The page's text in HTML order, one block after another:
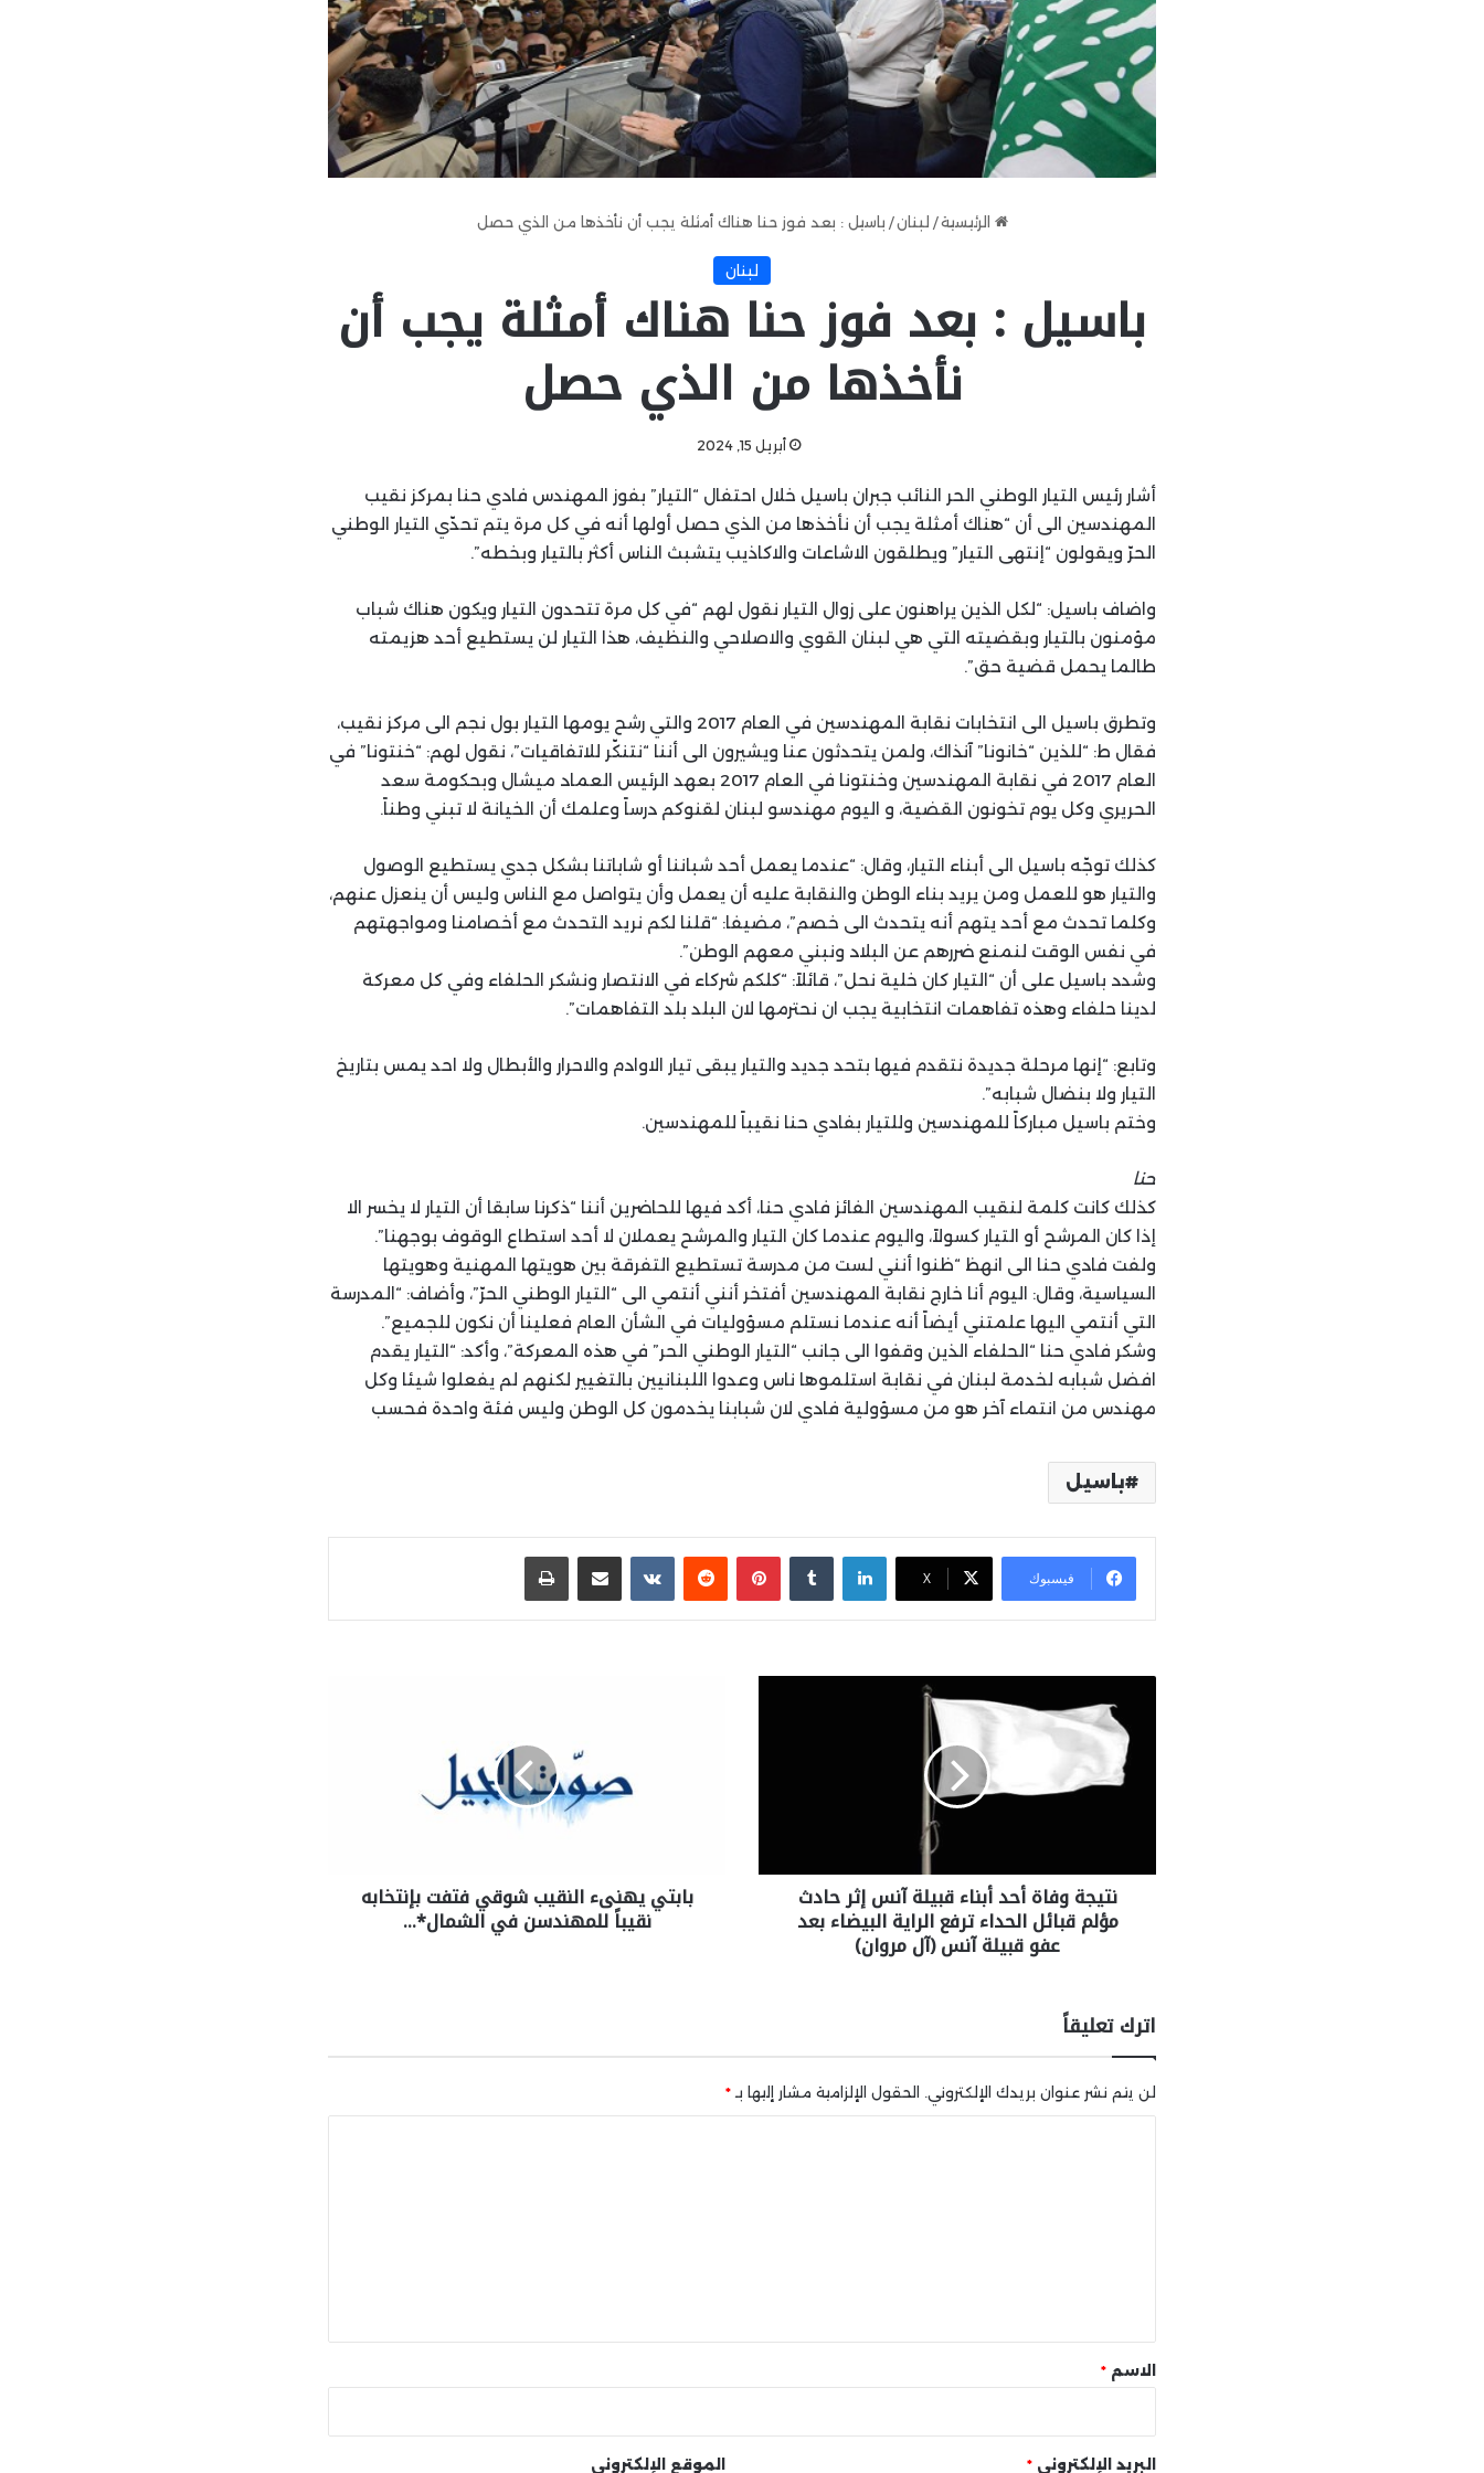
الرئيسية / لبنان / باسيل : بعد فوز حنا هناك أمثلة يجب أن نأخذها من الذي حصل
لبنان
باسيل : بعد فوز حنا هناك أمثلة يجب أن
نأخذها من الذي حصل
أبريل 15, 2024
أشار رئيس التيار الوطني الحر النائب جبران باسيل خلال احتفال “التيار” بفوز المهندس فادي حنا بمركز نقيب
المهندسين الى أن “هناك أمثلة يجب أن نأخذها من الذي حصل أولها أنه في كل مرة يتم تحدّي التيار الوطني
الحرّ ويقولون “إنتهى التيار” ويطلقون الاشاعات والاكاذيب يتشبث الناس أكثر بالتيار وبخطه”.
واضاف باسيل: “لكل الذين يراهنون على زوال التيار نقول لهم “في كل مرة تتحدون التيار ويكون هناك شباب
مؤمنون بالتيار وبقضيته التي هي لبنان القوي والاصلاحي والنظيف، هذا التيار لن يستطيع أحد هزيمته
طالما يحمل قضية حق”.
وتطرق باسيل الى انتخابات نقابة المهندسين في العام 2017 والتي رشح يومها التيار بول نجم الى مركز نقيب،
فقال ط: “للذين “خانونا” آنذاك، ولمن يتحدثون عنا ويشيرون الى أننا “نتنكّر للاتفاقيات”، نقول لهم: “خنتونا” في
العام 2017 في نقابة المهندسين وخنتونا في العام 2017 بعهد الرئيس العماد ميشال وبحكومة سعد
الحريري وكل يوم تخونون القضية، و اليوم مهندسو لبنان لقنوكم درساً وعلمك أن الخيانة لا تبني وطناً.
كذلك توجّه باسيل الى أبناء التيار، وقال: “عندما يعمل أحد شباننا أو شاباتنا بشكل جدي يستطيع الوصول
والتيار هو للعمل ومن يريد بناء الوطن والنقابة عليه أن يعمل وأن يتواصل مع الناس وليس أن ينعزل عنهم،
وكلما تحدث مع أحد يتهم أنه يتحدث الى خصم”، مضيفا: “قلنا لكم نريد التحدث مع أخصامنا ومواجهتهم
في نفس الوقت لنمنع ضررهم عن البلاد ونبني معهم الوطن”.
وشدد باسيل على أن “التيار كان خلية نحل”، قائلاً: “كلكم شركاء في الانتصار ونشكر الحلفاء وفي كل معركة
لدينا حلفاء وهذه تفاهمات انتخابية يجب ان نحترمها لان البلد بلد التفاهمات”.
وتابع: “إنها مرحلة جديدة نتقدم فيها بتحد جديد والتيار يبقى تيار الاوادم والاحرار والأبطال ولا احد يمس بتاريخ
التيار ولا بنضال شبابه”.
وختم باسيل مباركاً للمهندسين وللتيار بفادي حنا نقيباً للمهندسين.
حنا
كذلك كانت كلمة لنقيب المهندسين الفائز فادي حنا، أكد فيها للحاضرين أننا “ذكرنا سابقا أن التيار لا يخسر الا
إذا كان المرشح أو التيار كسولاً، واليوم عندما كان التيار والمرشح يعملان لا أحد استطاع الوقوف بوجهنا”.
ولفت فادي حنا الى انهظ “ظنوا أنني لست من مدرسة تستطيع التفرقة بين هويتها المهنية وهويتها
السياسية، وقال: اليوم أنا خارج نقابة المهندسين أفتخر أنني أنتمي الى “التيار الوطني الحرّ”، وأضاف: “المدرسة
التي أنتمي اليها علمتني أيضاً أنه عندما نستلم مسؤوليات في الشأن العام فعلينا أن نكون للجميع”.
وشكر فادي حنا “الحلفاء الذين وقفوا الى جانب “التيار الوطني الحر” في هذه المعركة”، وأكد: “التيار يقدم
افضل شبابه لخدمة لبنان في نقابة استلموها ناس وعدوا اللبنانيين بالتغيير لكنهم لم يفعلوا شيئا وكل
مهندس من انتماء آخر هو من مسؤولية فادي لان شبابنا يخدمون كل الوطن وليس فئة واحدة فحسب
باسيل
فيسبوك X
لينكدإن بينتيريست مشاركة عبر البريد طباعة
نتيجة وفاة أحد أبناء قبيلة آنس إثر حادث
مؤلم قبائل الحداء ترفع الراية البيضاء بعد
عفو قبيلة آنس (آل مروان)
بابتي يهنىء النقيب شوقي فتفت بإنتخابه
نقيباً للمهندسن في الشمال*…
اترك تعليقاً
لن يتم نشر عنوان بريدك الإلكتروني. الحقول الإلزامية مشار إليها بـ *
* الاسم *
البريد الإلكتروني * الموقع الإلكتروني